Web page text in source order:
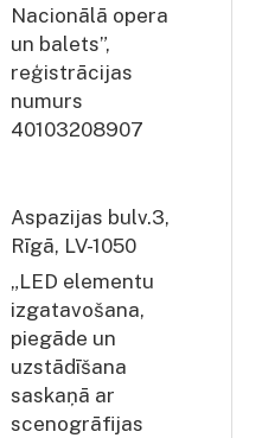
Nacionālā opera
un balets”,
reģistrācijas
numurs
40103208907
Aspazijas bulv.3,
Rīgā, LV-1050
„LED elementu
izgatavošana,
piegāde un
uzstādīšana
saskaņā ar
scenogrāfijas